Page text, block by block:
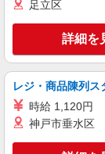
パート
株式会社バイトレ
足立区
詳細を
レジ・商品陳列ス
時給 1,120円
神戸市垂水区